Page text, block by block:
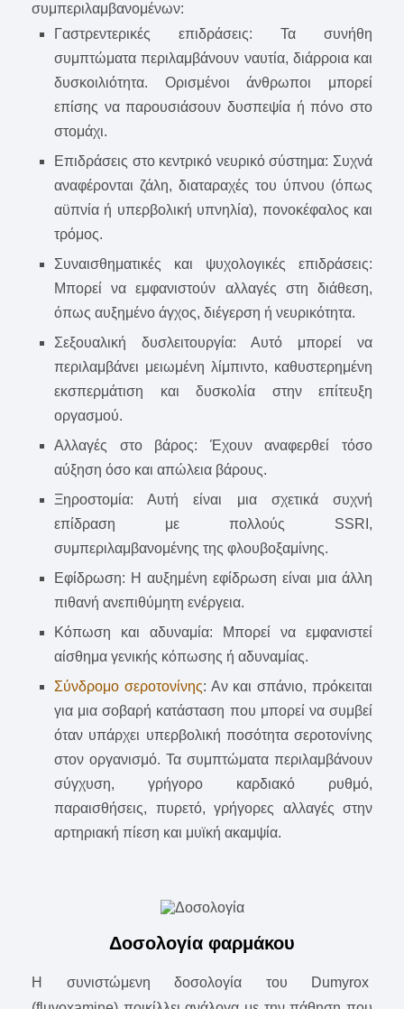
συμπεριλαμβανομένων:
Γαστρεντερικές επιδράσεις: Τα συνήθη
συμπτώματα περιλαμβάνουν ναυτία, διάρροια και
δυσκοιλιότητα. Ορισμένοι άνθρωποι μπορεί
επίσης να παρουσιάσουν δυσπεψία ή πόνο στο
στομάχι.
Επιδράσεις στο κεντρικό νευρικό σύστημα: Συχνά
αναφέρονται ζάλη, διαταραχές του ύπνου (όπως
αϋπνία ή υπερβολική υπνηλία), πονοκέφαλος και
τρόμος.
Συναισθηματικές και ψυχολογικές επιδράσεις:
Μπορεί να εμφανιστούν αλλαγές στη διάθεση,
όπως αυξημένο άγχος, διέγερση ή νευρικότητα.
Σεξουαλική δυσλειτουργία: Αυτό μπορεί να
περιλαμβάνει μειωμένη λίμπιντο, καθυστερημένη
εκσπερμάτιση και δυσκολία στην επίτευξη
οργασμού.
Αλλαγές στο βάρος: Έχουν αναφερθεί τόσο
αύξηση όσο και απώλεια βάρους.
Ξηροστομία: Αυτή είναι μια σχετικά συχνή
επίδραση με πολλούς SSRI,
συμπεριλαμβανομένης της φλουβοξαμίνης.
Εφίδρωση: Η αυξημένη εφίδρωση είναι μια άλλη
πιθανή ανεπιθύμητη ενέργεια.
Κόπωση και αδυναμία: Μπορεί να εμφανιστεί
αίσθημα γενικής κόπωσης ή αδυναμίας.
Σύνδρομο σεροτονίνης: Αν και σπάνιο, πρόκειται
για μια σοβαρή κατάσταση που μπορεί να συμβεί
όταν υπάρχει υπερβολική ποσότητα σεροτονίνης
στον οργανισμό. Τα συμπτώματα περιλαμβάνουν
σύγχυση, γρήγορο καρδιακό ρυθμό,
παραισθήσεις, πυρετό, γρήγορες αλλαγές στην
αρτηριακή πίεση και μυϊκή ακαμψία.
Δοσολογία φαρμάκου
Η συνιστώμενη δοσολογία του Dumyrox